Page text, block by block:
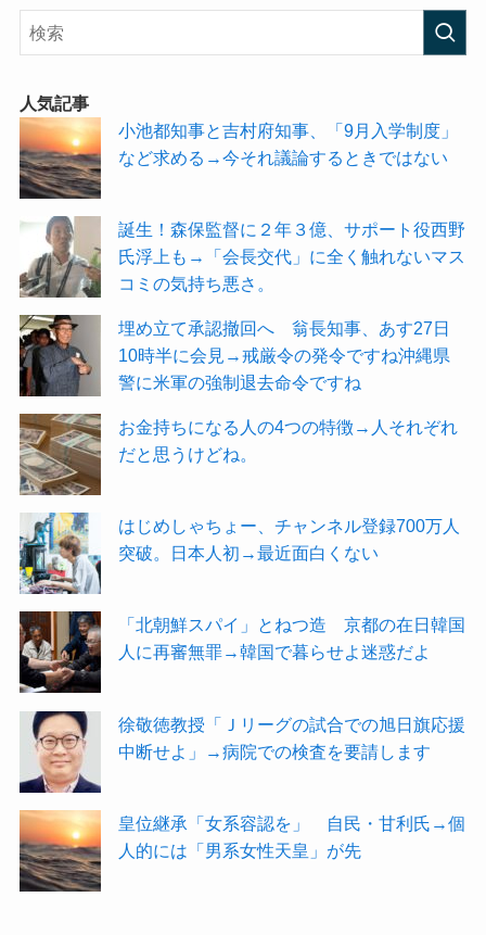
人気記事
小池都知事と吉村府知事、「9月入学制度」
など求める→今それ議論するときではない
誕生！森保監督に２年３億、サポート役西野
氏浮上も→「会長交代」に全く触れないマス
コミの気持ち悪さ。
埋め立て承認撤回へ 翁長知事、あす27日
10時半に会見→戒厳令の発令ですね沖縄県
警に米軍の強制退去命令ですね
お金持ちになる人の4つの特徴→人それぞれ
だと思うけどね。
はじめしゃちょー、チャンネル登録700万人
突破。日本人初→最近面白くない
「北朝鮮スパイ」とねつ造 京都の在日韓国
人に再審無罪→韓国で暮らせよ迷惑だよ
徐敬徳教授「Ｊリーグの試合での旭日旗応援
中断せよ」→病院での検査を要請します
皇位継承「女系容認を」 自民・甘利氏→個
人的には「男系女性天皇」が先